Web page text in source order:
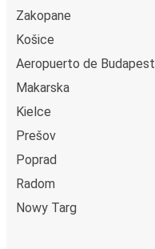
Zakopane
Košice
Aeropuerto de Budapest
Makarska
Kielce
Prešov
Poprad
Radom
Nowy Targ